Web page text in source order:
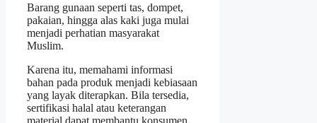
Barang gunaan seperti tas, dompet,
pakaian, hingga alas kaki juga mulai
menjadi perhatian masyarakat
Muslim.
Karena itu, memahami informasi
bahan pada produk menjadi kebiasaan
yang layak diterapkan. Bila tersedia,
sertifikasi halal atau keterangan
material dapat membantu konsumen